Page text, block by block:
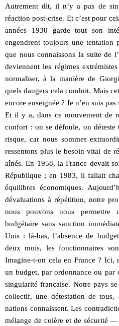
Autrement dit, il n’y a pas de
réaction post-crise. Et c’est pour
années 1930 garde tout son
engendrent toujours une tentation
que nous connaissons la suite de
deviennent les régimes
normaliser, à la manière de
quels dangers cela conduit. Mais
encore enseignée ? Je n’en suis pas
Et il y a, dans ce mouvement de
confort : on se défoule, on déteste
risque, car nous sommes
ressentons plus le besoin vital de
aînés. En 1958, la France devait
République ; en 1983, il fallait
équilibres économiques.
dévaluations à répétition, notre
nous pouvons nous permettre
budgétaire sans sanction
Unis : là-bas, l’absence de
deux mois, les fonctionnaires
Imagine-t-on cela en France ? Ici,
un budget, par ordonnance ou par
singularité française. Notre pays
collectif, une détestation de
nations connaissent. Les
mélange de colère et de sécurité